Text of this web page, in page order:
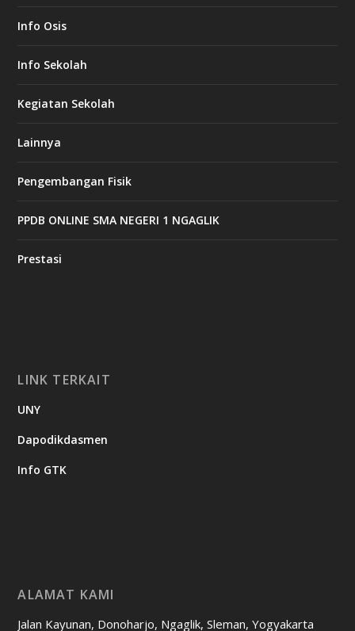
Info Osis
Info Sekolah
Kegiatan Sekolah
Lainnya
Pengembangan Fisik
PPDB ONLINE SMA NEGERI 1 NGAGLIK
Prestasi
LINK TERKAIT
UNY
Dapodikdasmen
Info GTK
ALAMAT KAMI
Jalan Kayunan, Donoharjo, Ngaglik, Sleman, Yogyakarta